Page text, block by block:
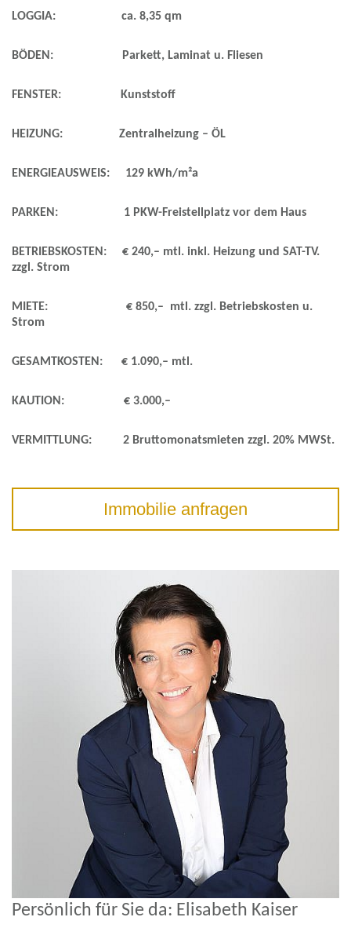
LOGGIA: ca. 8,35 qm
BÖDEN: Parkett, Laminat u. Fliesen
FENSTER: Kunststoff
HEIZUNG: Zentralheizung – ÖL
ENERGIEAUSWEIS: 129 kWh/m²a
PARKEN: 1 PKW-Freistellplatz vor dem Haus
BETRIEBSKOSTEN: € 240,– mtl. inkl. Heizung und SAT-TV.
zzgl. Strom
MIETE: € 850,– mtl. zzgl. Betriebskosten u.
Strom
GESAMTKOSTEN: € 1.090,– mtl.
KAUTION: € 3.000,–
VERMITTLUNG: 2 Bruttomonatsmieten zzgl. 20% MWSt.
Immobilie anfragen
Persönlich für Sie da: Elisabeth Kaiser